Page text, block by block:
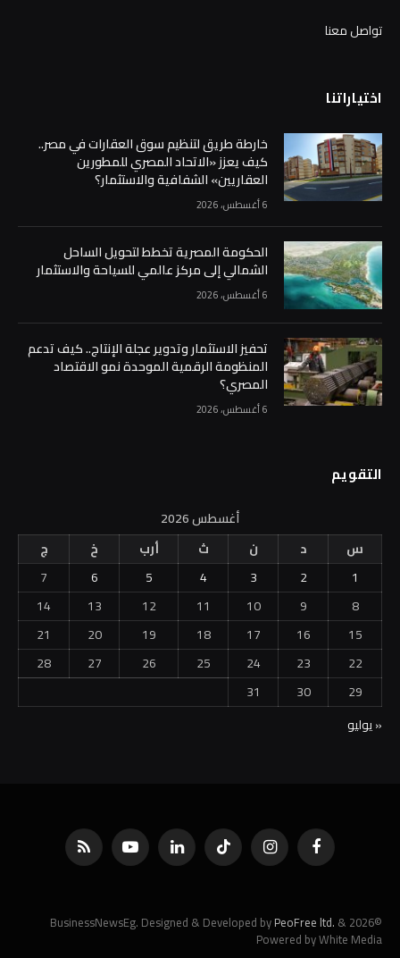
تواصل معنا
اختياراتنا
خارطة طريق لتنظيم سوق العقارات في مصر..
كيف يعزز «الاتحاد المصري للمطورين
العقاريين» الشفافية والاستثمار؟
6 أغسطس، 2026
الحكومة المصرية تخطط لتحويل الساحل
الشمالي إلى مركز عالمي للسياحة والاستثمار
6 أغسطس، 2026
تحفيز الاستثمار وتدوير عجلة الإنتاج.. كيف تدعم
المنظومة الرقمية الموحدة نمو الاقتصاد
المصري؟
6 أغسطس، 2026
التقويم
أغسطس 2026
س
د ن ث أرب خ
ج
1
2
3
4
5
6
7
8
9
10
11
12
13
14
15
16
17
18
19
20
21
22
23
24
25
26
27
28
29
30
31
« يوليو
فيسبوك الانستغرامتيكتوك لينكدإن يوتيوب RSS
©2026 BusinessNewsEg. Designed & Developed by
PeoFree ltd. &
Powered by White Media